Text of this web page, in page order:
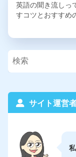
英語の聞き流しっ
すコツとおすすめ
サイト運営